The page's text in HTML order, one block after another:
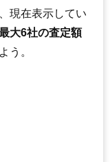
現在表示してい
大6社の査定額
う。